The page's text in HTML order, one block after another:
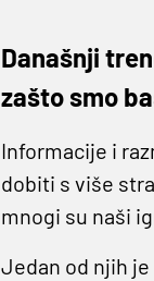
Današnji
zašto smo
Informacije i
dobiti s više
mnogi su naši
Jedan od njih je